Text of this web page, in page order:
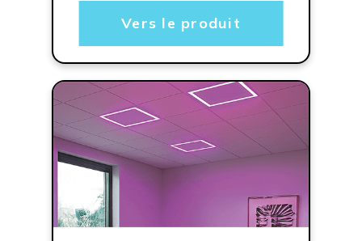
Vers le produit